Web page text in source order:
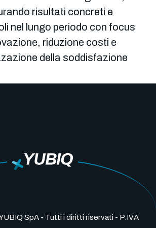
risultati concreti e
nel lungo periodo con focus
riduzione costi e
della soddisfazione
SpA - Tutti i diritti riservati - P.IVA